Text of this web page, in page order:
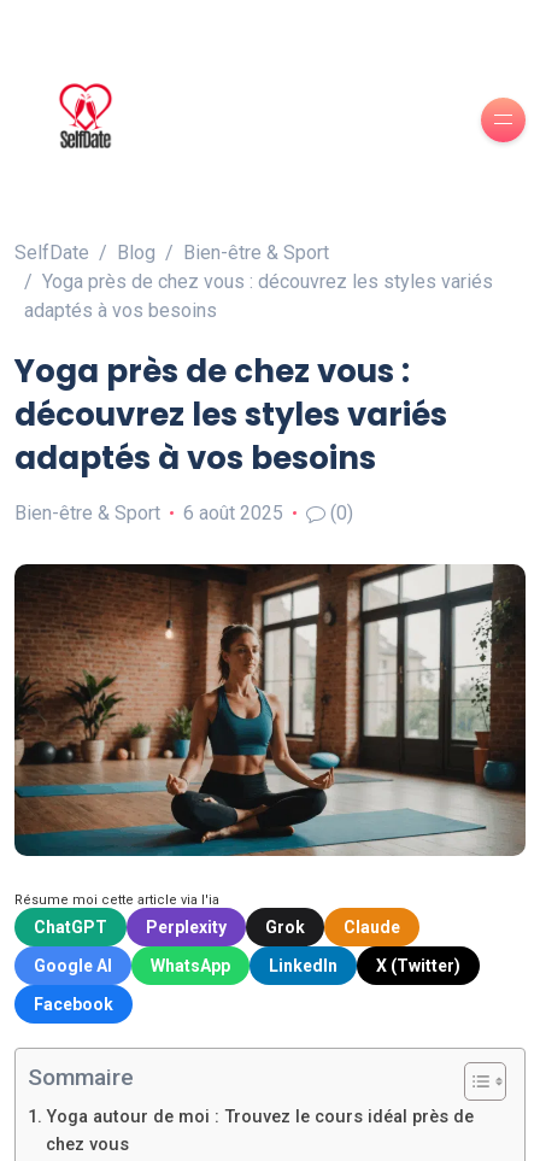
SelfDate Blog
Bien-être & Sport
Yoga près de chez vous : découvrez les styles variés
adaptés à vos besoins
Yoga près de chez vous :
découvrez les styles variés
adaptés à vos besoins
Bien-être & Sport 6 août 2025 (0)
Résume moi cette article via l'ia
ChatGPT Perplexity Grok
Claude
Google AI
WhatsApp LinkedIn
X (Twitter)
Facebook
Sommaire
Yoga autour de moi : Trouvez le cours idéal près de
chez vous